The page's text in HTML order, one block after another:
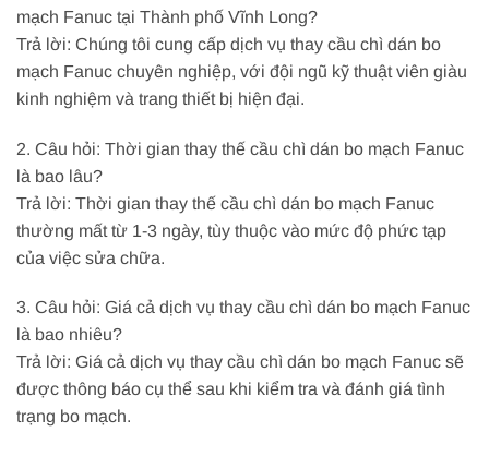
mạch Fanuc tại Thành phố Vĩnh Long?
Trả lời: Chúng tôi cung cấp dịch vụ thay cầu chì dán bo
mạch Fanuc chuyên nghiệp, với đội ngũ kỹ thuật viên giàu
kinh nghiệm và trang thiết bị hiện đại.
2. Câu hỏi: Thời gian thay thế cầu chì dán bo mạch Fanuc
là bao lâu?
Trả lời: Thời gian thay thế cầu chì dán bo mạch Fanuc
thường mất từ 1-3 ngày, tùy thuộc vào mức độ phức tạp
của việc sửa chữa.
3. Câu hỏi: Giá cả dịch vụ thay cầu chì dán bo mạch Fanuc
là bao nhiêu?
Trả lời: Giá cả dịch vụ thay cầu chì dán bo mạch Fanuc sẽ
được thông báo cụ thể sau khi kiểm tra và đánh giá tình
trạng bo mạch.